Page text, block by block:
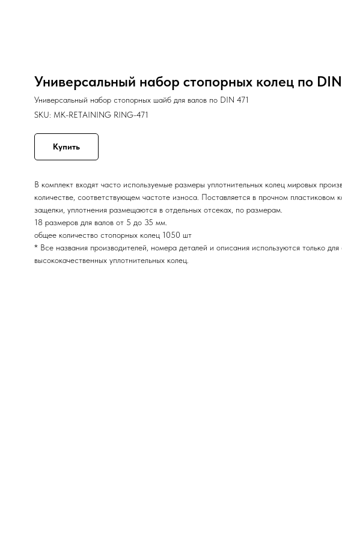
Универсальный набор стопорных колец по
Универсальный набор стопорных шайб для валов по DIN 471
SKU: MK-RETAINING RING-471
Купить
В комплект входят часто используемые размеры уплотнительных колец мировых
количестве, соответствующем частоте износа. Поставляется в прочном
защелки, уплотнения размещаются в отдельных отсеках, по размерам.
18 размеров для валов от 5 до 35 мм.
общее количество стопорных колец 1050 шт
* Все названия производителей, номера деталей и описания используются только
высококачественных уплотнительных колец.